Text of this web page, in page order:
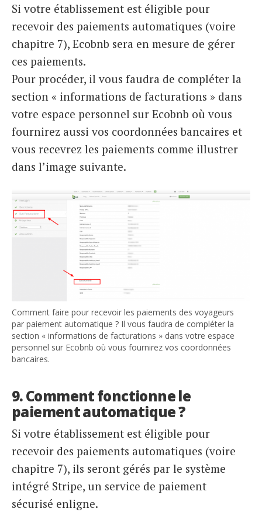
Si votre établissement est éligible pour
recevoir des paiements automatiques (voire
chapitre 7), Ecobnb sera en mesure de gérer
ces paiements.
Pour procéder, il vous faudra de compléter la
section « informations de facturations » dans
votre espace personnel sur Ecobnb où vous
fournirez aussi vos coordonnées bancaires et
vous recevrez les paiements comme illustrer
dans l’image suivante.
Comment faire pour recevoir les paiements des voyageurs
par paiement automatique ? Il vous faudra de compléter la
section « informations de facturations » dans votre espace
personnel sur Ecobnb où vous fournirez vos coordonnées
bancaires.
9. Comment fonctionne le
paiement automatique ?
Si votre établissement est éligible pour
recevoir des paiements automatiques (voire
chapitre 7), ils seront gérés par le système
intégré Stripe, un service de paiement
sécurisé enligne.